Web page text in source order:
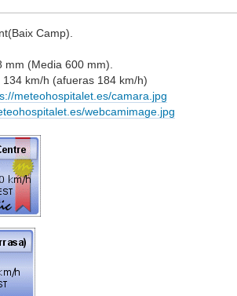
Camp).
mm (Media 600 mm).
km/h (afueras 184 km/h)
meteohospitalet.es/camara.jpg
webcamimage.jpg